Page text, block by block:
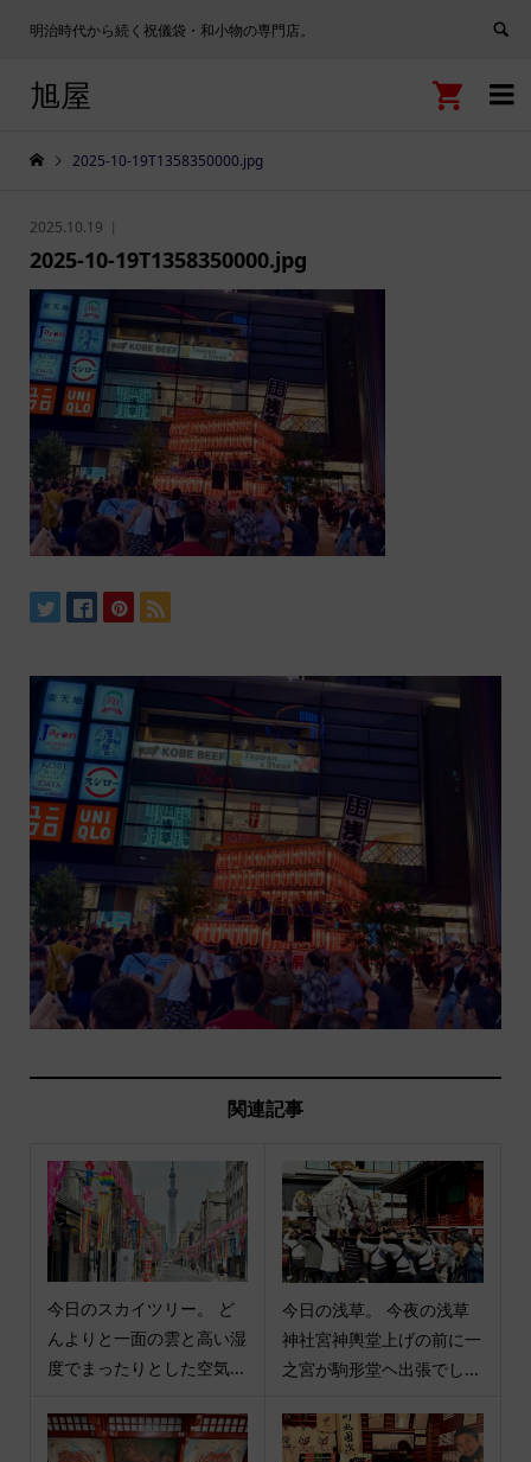
明治時代から続く祝儀袋・和小物の専門店。

旭屋 
2025-10-19T1358350000.jpg
2025.10.19
2025-10-19T1358350000.jpg
関連記事
今日のスカイツリー。 ど
んよりと一面の雲と高い湿
度でまったりとした空気...
今日の浅草。 今夜の浅草
神社宮神輿堂上げの前に一
之宮が駒形堂ヘ出張でし...